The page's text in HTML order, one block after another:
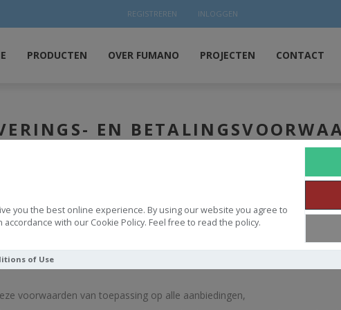
you the best online experience. By using our website you agree to
with our Cookie Policy. Feel free to read the policy.
of Use
REGISTREREN INLOGGEN
PRODUCTEN OVER FUMANO PROJECTEN CONTACT
EN
in het handelsregister met nr. 57355347 De contractuele
opdracht en voor rekening en risico van derden (laten) be- en afwerken
alsmede het verkopen en leveren van (vloeibare) stoffen
voorwaarden van toepassing op alle aanbiedingen,